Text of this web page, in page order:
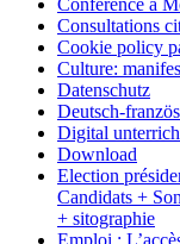
Consultations
Cookie policy
Culture:
Datenschutz
Deutsch-
Digital
Download
Election
Candidats +
+ sitographie
Emploi :